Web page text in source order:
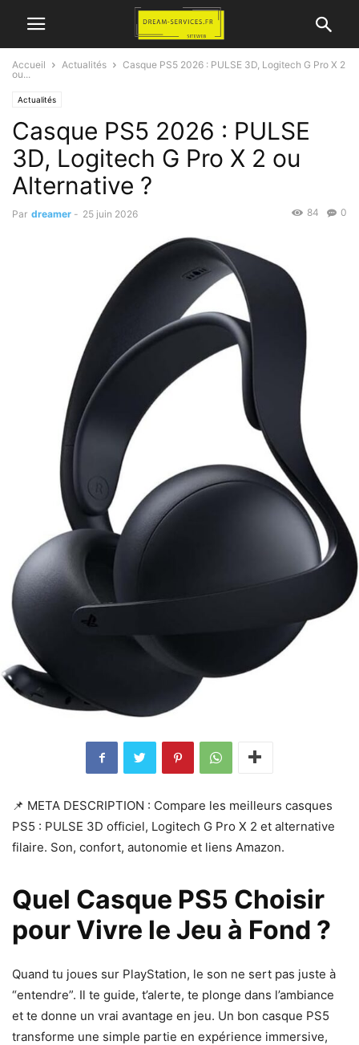
Accueil Actualités
Casque PS5 2026 : PULSE 3D, Logitech G Pro X 2
ou...
Actualités
Casque PS5 2026 : PULSE
3D, Logitech G Pro X 2 ou
Alternative ?
Par dreamer - 25 juin 2026 0
84
📌 META DESCRIPTION : Compare les meilleurs casques
PS5 : PULSE 3D officiel, Logitech G Pro X 2 et alternative
filaire. Son, confort, autonomie et liens Amazon.
Quel Casque PS5 Choisir
pour Vivre le Jeu à Fond ?
Quand tu joues sur PlayStation, le son ne sert pas juste à
“entendre”. Il te guide, t’alerte, te plonge dans l’ambiance
et te donne un vrai avantage en jeu. Un bon casque PS5
transforme une simple partie en expérience immersive,